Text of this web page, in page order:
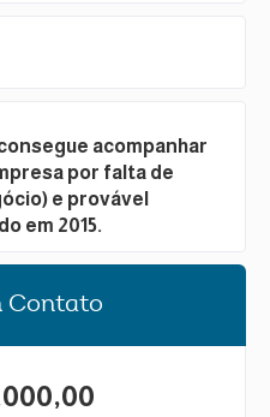
acompanhar
por falta de
e provável
em 2015.
Contato